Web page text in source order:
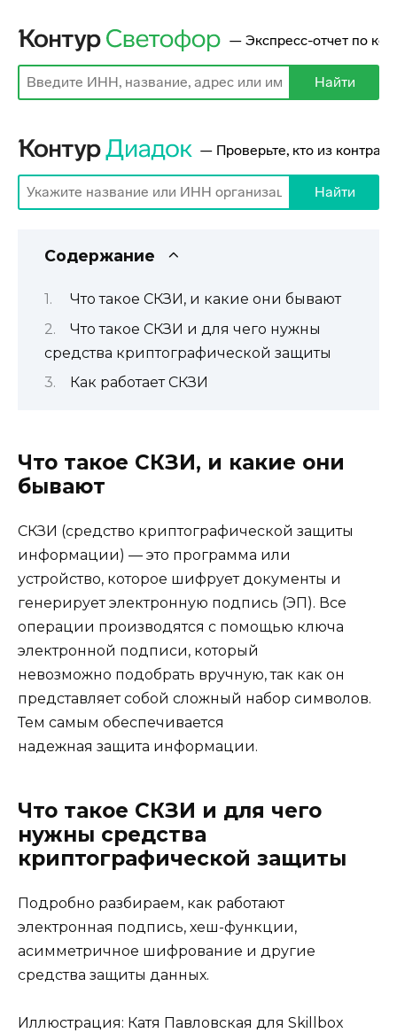
Содержание
Что такое СКЗИ, и какие они бывают
Что такое СКЗИ и для чего нужны
средства криптографической защиты
Как работает СКЗИ
Что такое СКЗИ, и какие они
бывают
СКЗИ (средство криптографической защиты
информации) — это программа или
устройство, которое шифрует документы и
генерирует электронную подпись (ЭП). Все
операции производятся с помощью ключа
электронной подписи, который
невозможно подобрать вручную, так как он
представляет собой сложный набор символов.
Тем самым обеспечивается
надежная защита информации.
Что такое СКЗИ и для чего
нужны средства
криптографической защиты
Подробно разбираем, как работают
электронная подпись, хеш-функции,
асимметричное шифрование и другие
средства защиты данных.
Иллюстрация: Катя Павловская для Skillbox